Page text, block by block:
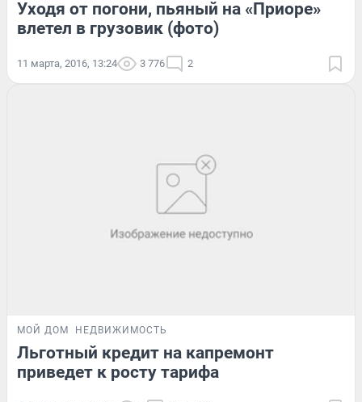
Уходя от погони, пьяный на «Приоре»
влетел в грузовик (фото)
11 марта, 2016, 13:24 3 776 2
МОЙ ДОМ НЕДВИЖИМОСТЬ
Льготный кредит на капремонт
приведет к росту тарифа